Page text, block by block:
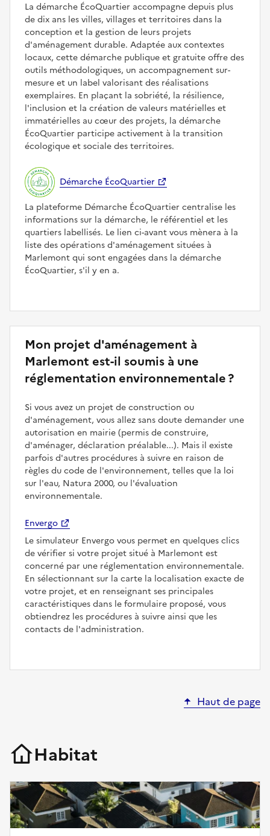
La démarche ÉcoQuartier accompagne depuis plus
de dix ans les villes, villages et territoires dans la
conception et la gestion de leurs projets
d'aménagement durable. Adaptée aux contextes
locaux, cette démarche publique et gratuite offre des
outils méthodologiques, un accompagnement sur-
mesure et un label valorisant des réalisations
exemplaires. En plaçant la sobriété, la résilience,
l'inclusion et la création de valeurs matérielles et
immatérielles au cœur des projets, la démarche
ÉcoQuartier participe activement à la transition
écologique et sociale des territoires.
Démarche ÉcoQuartier
La plateforme Démarche ÉcoQuartier centralise les
informations sur la démarche, le référentiel et les
quartiers labellisés. Le lien ci-avant vous mènera à la
liste des opérations d'aménagement situées à
Marlemont qui sont engagées dans la démarche
ÉcoQuartier, s'il y en a.
Mon projet d'aménagement à
Marlemont est-il soumis à une
réglementation environnementale ?
Si vous avez un projet de construction ou
d'aménagement, vous allez sans doute demander une
autorisation en mairie (permis de construire,
d'aménager, déclaration préalable...). Mais il existe
parfois d'autres procédures à suivre en raison de
règles du code de l'environnement, telles que la loi
sur l'eau, Natura 2000, ou l'évaluation
environnementale.
Envergo
Le simulateur Envergo vous permet en quelques clics
de vérifier si votre projet situé à Marlemont est
concerné par une réglementation environnementale.
En sélectionnant sur la carte la localisation exacte de
votre projet, et en renseignant ses principales
caractéristiques dans le formulaire proposé, vous
obtiendrez les procédures à suivre ainsi que les
contacts de l'administration.
Haut de page
Habitat